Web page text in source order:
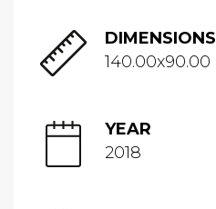
DIMENSIONS
140.00x90.00
YEAR
2018